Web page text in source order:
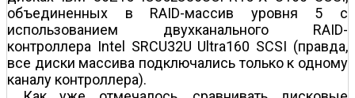
объединенных в RAID-массив уровня 5 с
использованием двухканального RAID-
контроллера Intel SRCU32U Ultra160 SCSI (правда,
все диски массива подключались только к одному
каналу контроллера).